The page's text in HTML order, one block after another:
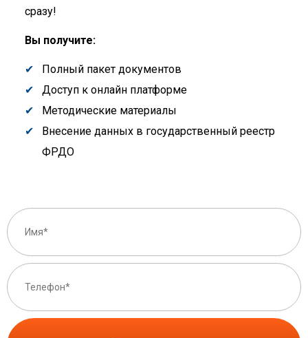
сразу!
Вы получите:
Полный пакет документов
Доступ к онлайн платформе
Методические материалы
Внесение данных в государственный реестр
ФРДО